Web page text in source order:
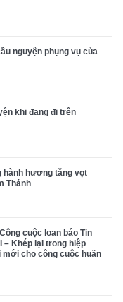
nguyện phụng vụ của
khi đang đi trên
hành hương tăng vọt
Thánh
cuộc loan báo Tin
– Khép lại trong hiệp
cho công cuộc huấn